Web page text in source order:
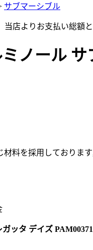
サブマーシブル
店よりお支払い総額
ノール
料を採用しておりま
ッタ デイズ PAM00371